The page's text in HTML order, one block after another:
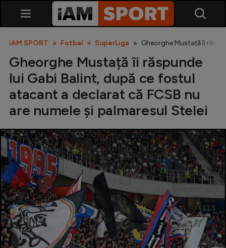
SuperLiga
Liga 2
Cupa României
Echipa Națională
U21
Fotbal feminin
Special
iAM SPORT Fotbal SuperLiga Gheorghe Mustață îi
Gheorghe Mustață îi răspunde
lui Gabi Balint, după ce fostul
atacant a declarat că FCSB nu
are numele și palmaresul Stelei